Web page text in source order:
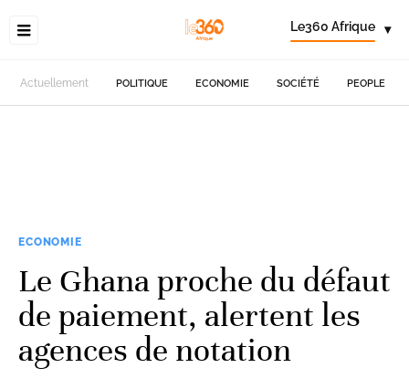
Le360 Afrique ▾
Actuellement POLITIQUE ECONOMIE SOCIÉTÉ PEOPLE
ECONOMIE
Le Ghana proche du défaut
de paiement, alertent les
agences de notation